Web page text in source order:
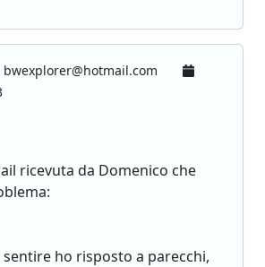
bwexplorer@hotmail.com
ricevuta da Domenico che
sentire ho risposto a parecchi,